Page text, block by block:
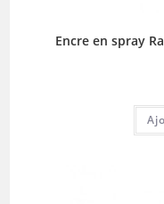
Encre en spray